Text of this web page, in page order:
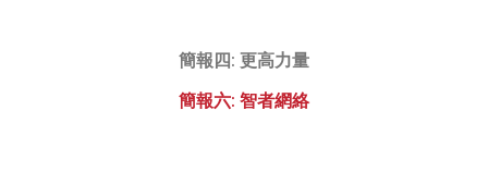
簡報四: 更高力量
簡報六: 智者網絡